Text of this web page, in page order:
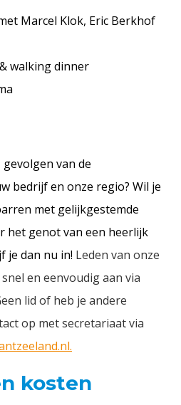
Marcel Klok, Eric Berkhof
walking dinner
van de
bedrijf en onze regio? Wil je
met gelijkgestemde
het genot van een heerlijk
je dan nu in! Leden van onze
en eenvoudig aan via
lid of heb je andere
op met secretariaat via
kosten